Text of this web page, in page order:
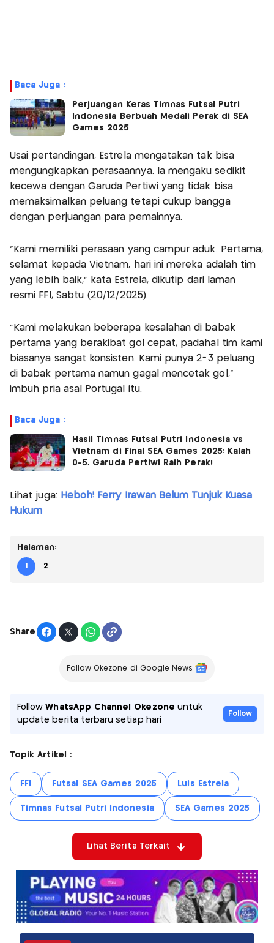
Baca Juga :
Perjuangan Keras Timnas Futsal Putri
Indonesia Berbuah Medali Perak di SEA
Games 2025
Usai pertandingan, Estrela mengatakan tak bisa
mengungkapkan perasaannya. Ia mengaku sedikit
kecewa dengan Garuda Pertiwi yang tidak bisa
memaksimalkan peluang tetapi cukup bangga
dengan perjuangan para pemainnya.
“Kami memiliki perasaan yang campur aduk. Pertama,
selamat kepada Vietnam, hari ini mereka adalah tim
yang lebih baik,” kata Estrela, dikutip dari laman
resmi FFI, Sabtu (20/12/2025).
“Kami melakukan beberapa kesalahan di babak
pertama yang berakibat gol cepat, padahal tim kami
biasanya sangat konsisten. Kami punya 2-3 peluang
di babak pertama namun gagal mencetak gol,"
imbuh pria asal Portugal itu.
Baca Juga :
Hasil Timnas Futsal Putri Indonesia vs
Vietnam di Final SEA Games 2025: Kalah
0-5, Garuda Pertiwi Raih Perak!
Lihat juga: Heboh! Ferry Irawan Belum Tunjuk Kuasa
Hukum
Halaman:
1 2
Share
Follow Okezone di Google News
FollowWhatsApp Channel Okezone untuk
update berita terbaru setiap hari
Follow
Topik Artikel :
FFI Futsal SEA Games 2025 Luis Estrela
Timnas Futsal Putri Indonesia SEA Games 2025
Lihat Berita Terkait